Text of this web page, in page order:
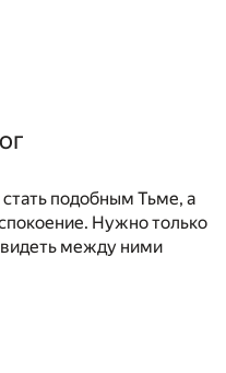
подобным Тьме, а
Нужно только
между ними